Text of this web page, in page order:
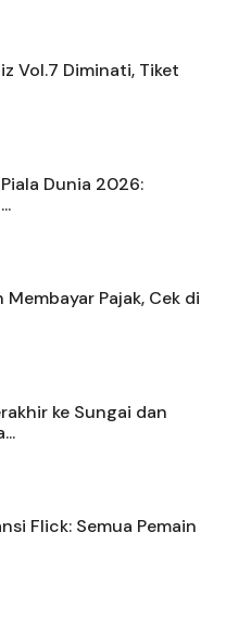
Vol.7 Diminati, Tiket
Dunia 2026:
Pajak, Cek di
ke Sungai dan
Flick: Semua Pemain